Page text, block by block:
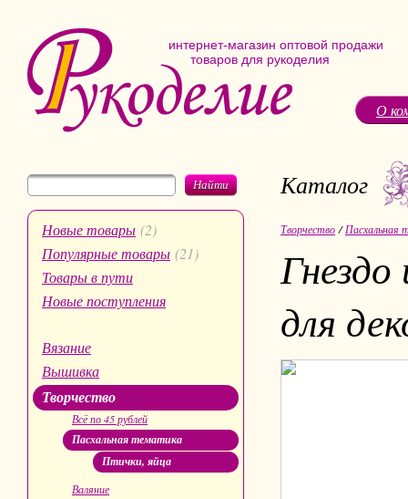
интернет-магазин оптовой продажи
товаров для рукоделия
О
Найти
Новые товары (2)
Популярные товары (21)
Товары в пути
Новые поступления
Вязание
Вышивка
Творчество
Всё по 45 рублей
Пасхальная тематика
Птички, яйца
Валяние
Каталог
Творчество /Пасхальная
для